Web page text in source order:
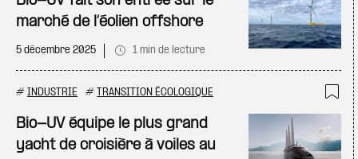
marché de l’éolien offshore
5 décembre 2025 1 min de lecture
# INDUSTRIE # TRANSITION ÉCOLOGIQUE
Bio-UV équipe le plus grand
yacht de croisière à voiles au